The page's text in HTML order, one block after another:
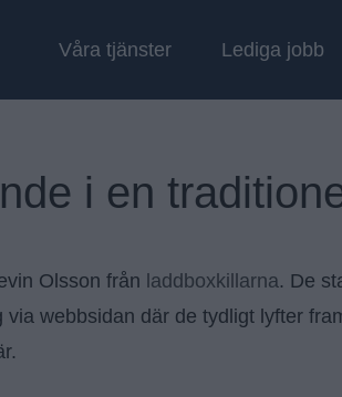
Våra tjänster Lediga jobb
i en
Olsson från laddboxkillarna. De
webbsidan där de tydligt lyfter